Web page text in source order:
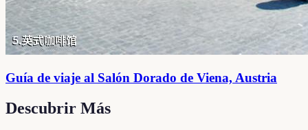
Guía de viaje al Salón Dorado de Viena, Austria
Descubrir Más